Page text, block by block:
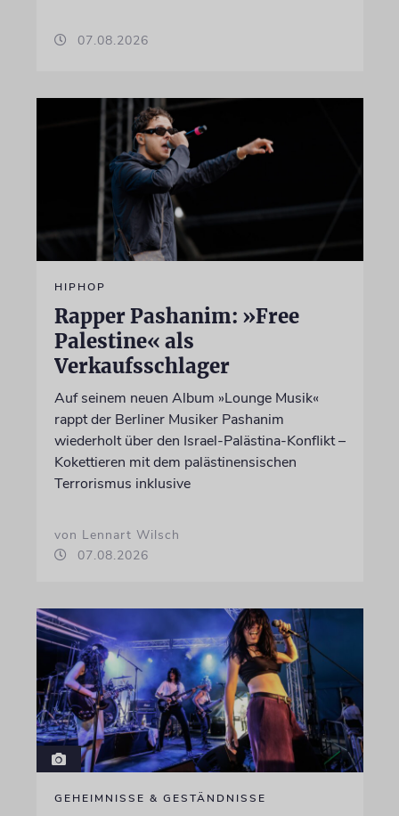
07.08.2026
HIPHOP
Rapper Pashanim: »Free
Palestine« als
Verkaufsschlager
Auf seinem neuen Album »Lounge Musik«
rappt der Berliner Musiker Pashanim
wiederholt über den Israel-Palästina-Konflikt –
Kokettieren mit dem palästinensischen
Terrorismus inklusive
von Lennart Wilsch
07.08.2026
GEHEIMNISSE & GESTÄNDNISSE